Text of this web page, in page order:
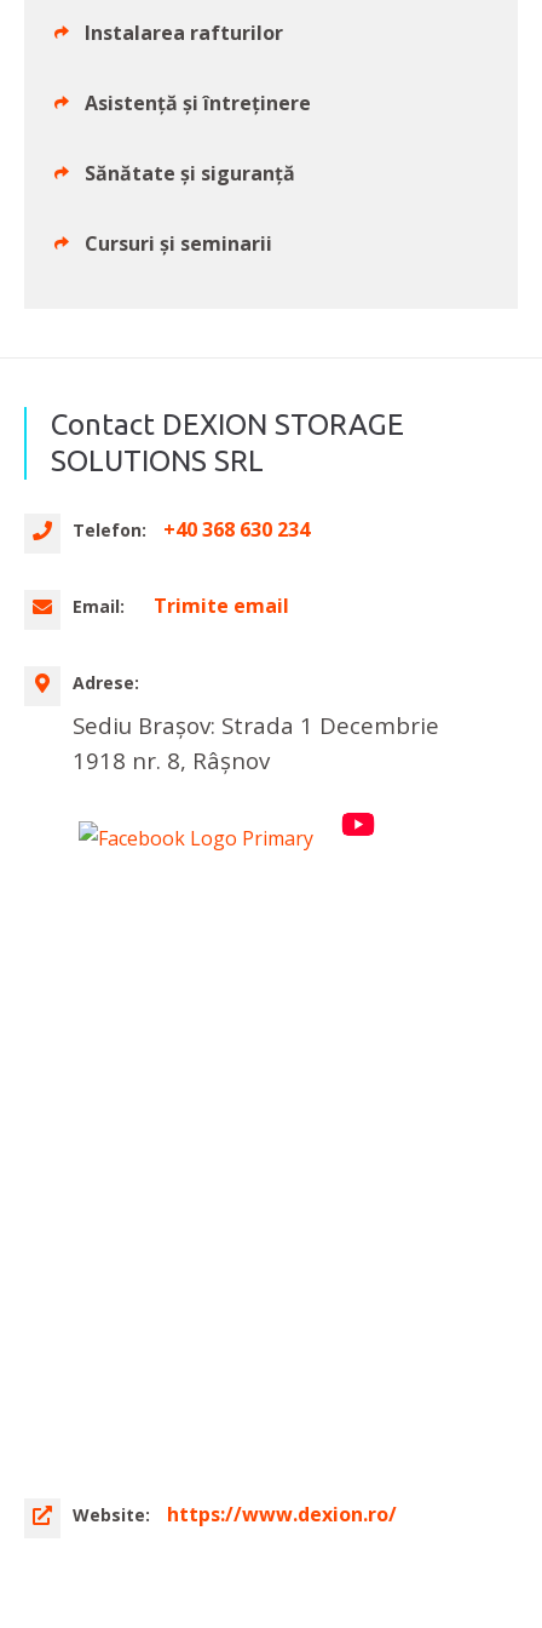
Instalarea rafturilor
Asistență și întreținere
Sănătate și siguranță
Cursuri și seminarii
Contact DEXION STORAGE
SOLUTIONS SRL
Telefon: +40 368 630 234
Email: Trimite email
Adrese:
Sediu Brașov: Strada 1 Decembrie
1918 nr. 8, Râșnov
Website: https://www.dexion.ro/